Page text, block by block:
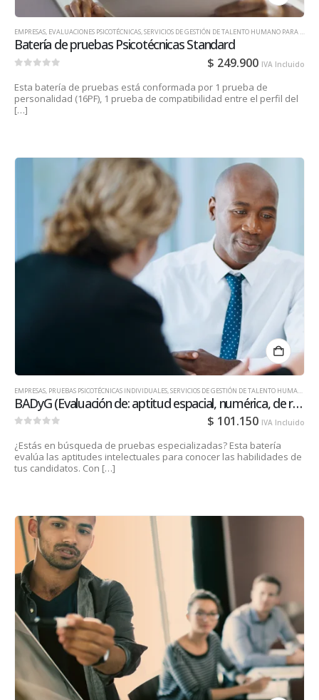
EMPRESAS, EVALUACIONES PSICOTÉCNICAS,SERVICIOS DE GESTIÓN DE TALENTO HUMANO PARA EMPRESAS
Batería de pruebas Psicotécnicas Standard
Esta batería de pruebas está conformada por 1 prueba de
personalidad (16PF), 1 prueba de compatibilidad entre el perfil del
[…]
$ 249.900 IVA Incluido
EMPRESAS PRUEBAS PSICOTÉCNICAS INDIVIDUALES SERVICIOS DE GESTIÓN DE TALENTO HUMANO PARA EMPRESAS
BADyG (Evaluación de: aptitud espacial, numérica, de razonamiento lógico, comprensión verbal, habilidad mental verbal y no verbal y percepción de diferencias).
¿Estás en búsqueda de pruebas especializadas? Esta batería
evalúa las aptitudes intelectuales para conocer las habilidades de
tus candidatos. Con […]
$ 101.150 IVA Incluido